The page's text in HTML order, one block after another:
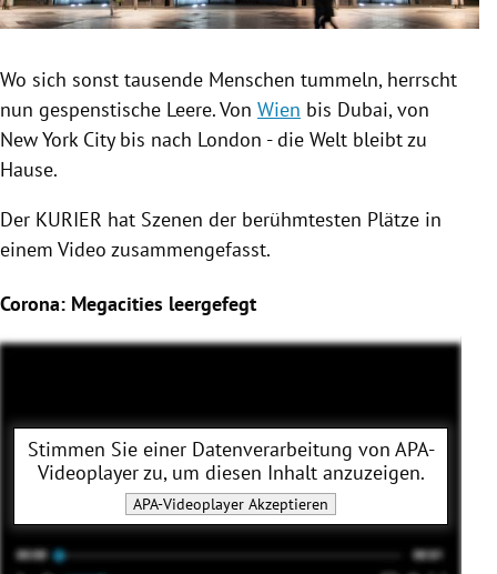
Untermenü
Untermenü
Wo sich sonst tausende Menschen tummeln, herrscht
nun gespenstische Leere. Von Wien bis Dubai, von
New York Citybis nach London - die Welt bleibt zu
Hause.
Der KURIER hat Szenen der berühmtesten Plätze in
einem Video zusammengefasst.
Corona: Megacities leergefegt
Stimmen Sie einer Datenverarbeitung von APA-
Videoplayerzu, um diesen Inhalt anzuzeigen.
APA-Videoplayer Akzeptieren